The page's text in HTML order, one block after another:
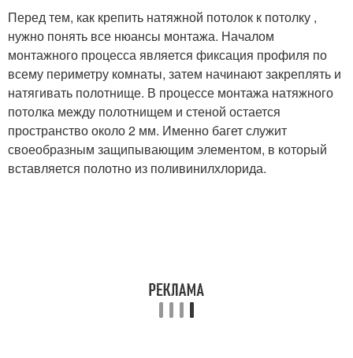
Перед тем, как крепить натяжной потолок к потолку ,
нужно понять все нюансы монтажа. Началом
монтажного процесса является фиксация профиля по
всему периметру комнаты, затем начинают закреплять и
натягивать полотнище. В процессе монтажа натяжного
потолка между полотнищем и стеной остается
пространство около 2 мм. Именно багет служит
своеобразным защипывающим элементом, в который
вставляется полотно из поливинилхлорида.